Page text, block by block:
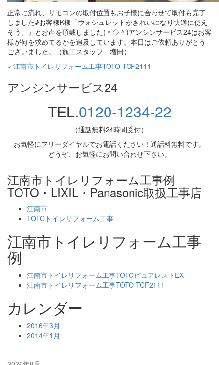
正常に流れ、リモコンの取付位置もお子様に合わせて取付も完了
しました♪お客様K様「ウォシュレットがきれいになり快適に使え
そう。」とお声を頂戴しました(＾◇＾)アンシンサービス24はお客
様が何を求めてるかを追及しています。本日はご依頼ありがとう
ございました。（施工スタッフ 増田）
« 江南市トイレリフォーム工事TOTO TCF2111
アンシンサービス24
TEL.0120-1234-22
（通話無料24時間受付）
お気軽にフリーダイヤルでお電話ください！通話料無料です。
どうぞ、お気軽にお問い合わせ下さい。
江南市トイレリフォーム工事例
TOTO・LIXIL・Panasonic取扱工事店
江南市
TOTOトイレリフォーム工事
江南市トイレリフォーム工事
例
江南市トイレリフォーム工事TOTOピュアレストEX
江南市トイレリフォーム工事TOTO TCF2111
カレンダー
2016年3月
2014年1月